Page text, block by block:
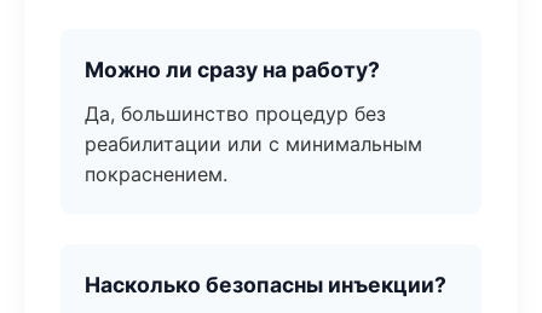
Можно ли сразу на работу?
Да, большинство процедур без
реабилитации или с минимальным
покраснением.
Насколько безопасны инъекции?